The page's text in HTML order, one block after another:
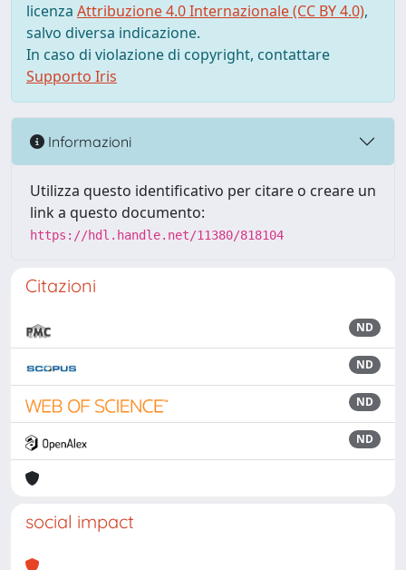
licenza Attribuzione 4.0 Internazionale (CC BY 4.0),
salvo diversa indicazione.
In caso di violazione di copyright, contattare
Supporto Iris
Informazioni
Utilizza questo identificativo per citare o creare un
link a questo documento:
https://hdl.handle.net/11380/818104
Citazioni
ND
ND
ND
ND
social impact